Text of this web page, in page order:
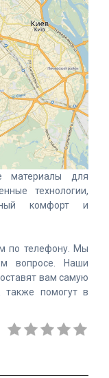
материалы для
технологии,
комфорт и
по телефону. Мы
вопросе. Наши
вам самую
помогут в